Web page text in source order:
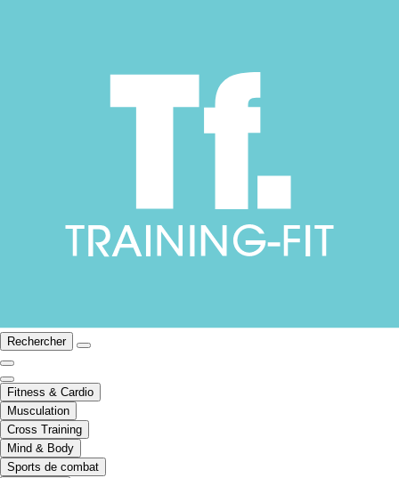
Rechercher
Fitness & Cardio
Musculation
Cross Training
Mind & Body
Sports de combat